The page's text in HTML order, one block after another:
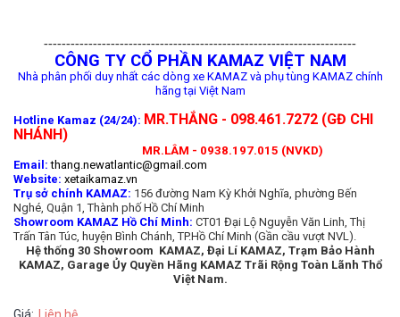
----------------------------------------------------------------------
CÔNG TY CỔ PHẦN KAMAZ VIỆT NAM
Nhà phân phối duy nhất các dòng xe KAMAZ và phụ tùng KAMAZ chính
hãng tại Việt Nam
Hotline Kamaz (24/24): MR.THẮNG - 098.461.7272 (GĐ CHI
NHÁNH)
MR.LÂM - 0938.197.015 (NVKD)
Email:thang.newatlantic@gmail.com
Website: xetaikamaz.vn
Trụ sở chính KAMAZ: 156 đường Nam Kỳ Khởi Nghĩa, phường Bến
Nghé, Quận 1, Thành phố Hồ Chí Minh
Showroom KAMAZ Hồ Chí Minh: CT01 Đại Lộ Nguyễn Văn Linh, Thị
Trấn Tân Túc, huyện Bình Chánh, TP.Hồ Chí Minh (Gần cầu vượt NVL).
Hệ thống 30 Showroom KAMAZ, Đại Lí KAMAZ, Trạm Bảo Hành
KAMAZ, Garage Ủy Quyền Hãng KAMAZ Trãi Rộng Toàn Lãnh Thổ
Việt Nam.